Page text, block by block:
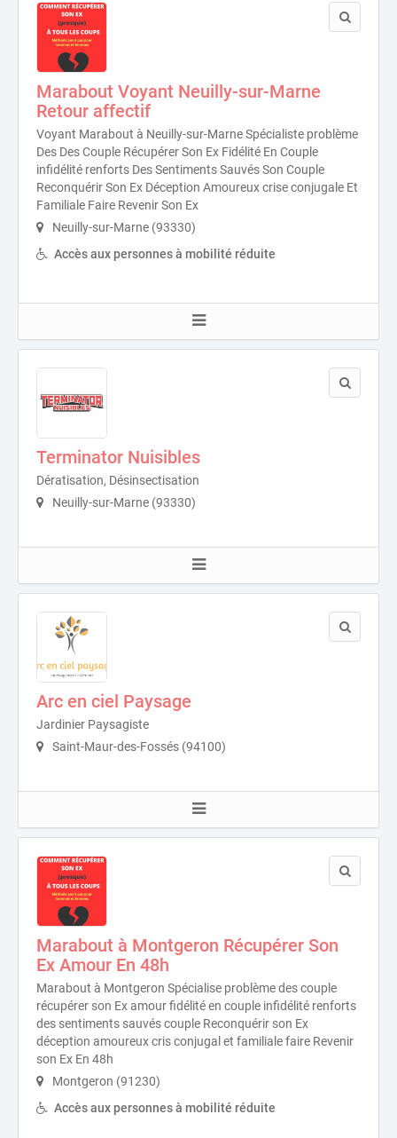
Marabout Voyant Neuilly-sur-Marne
Retour affectif
Voyant Marabout à Neuilly-sur-Marne Spécialiste problème
Des Des Couple Récupérer Son Ex Fidélité En Couple
infidélité renforts Des Sentiments Sauvés Son Couple
Reconquérir Son Ex Déception Amoureux crise conjugale Et
Familiale Faire Revenir Son Ex
Neuilly-sur-Marne (93330)
Accès aux personnes à mobilité réduite
Terminator Nuisibles
Dératisation, Désinsectisation
Neuilly-sur-Marne (93330)
Arc en ciel Paysage
Jardinier Paysagiste
Saint-Maur-des-Fossés (94100)
Marabout à Montgeron Récupérer Son
Ex Amour En 48h
Marabout à Montgeron Spécialise problème des couple
récupérer son Ex amour fidélité en couple infidélité renforts
des sentiments sauvés couple Reconquérir son Ex
déception amoureux cris conjugal et familiale faire Revenir
son Ex En 48h
Montgeron (91230)
Accès aux personnes à mobilité réduite